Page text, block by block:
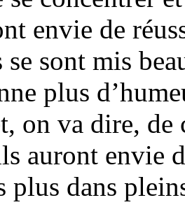
envie de
sont mis
plus
on va dire,
auront envie
plus dans